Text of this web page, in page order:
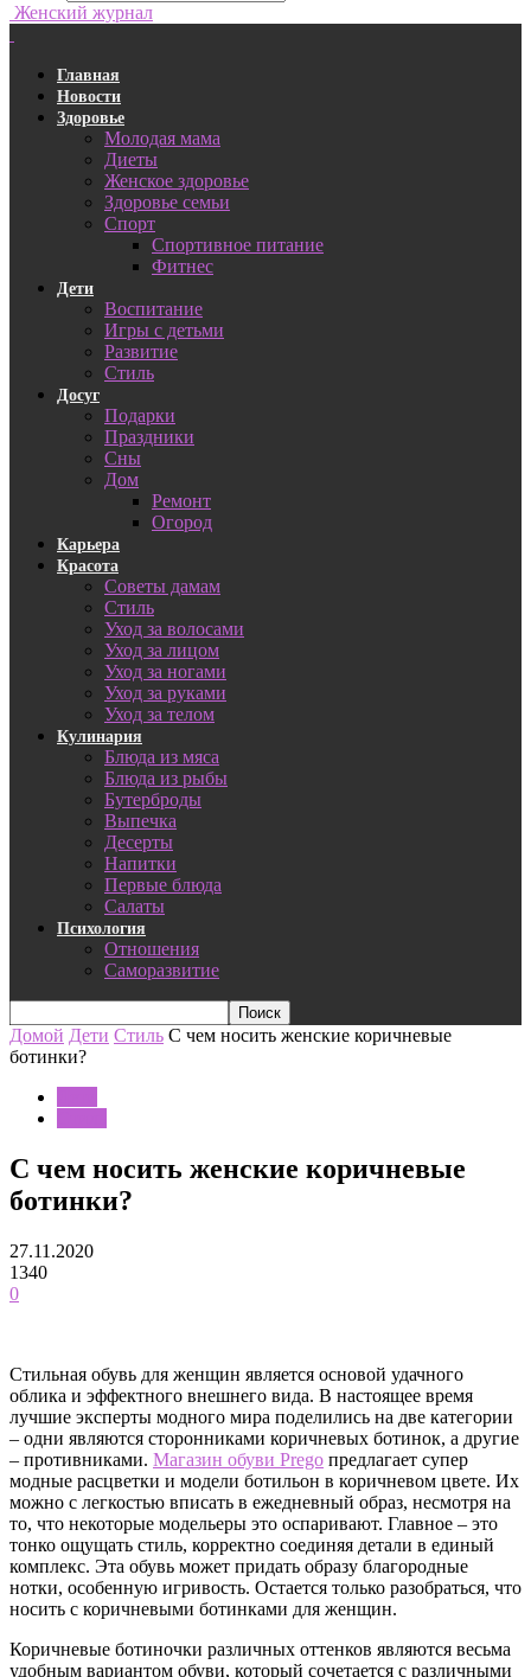
Женский журнал
Главная
Новости
Здоровье
Молодая мама
Диеты
Женское здоровье
Здоровье семьи
Спорт
Спортивное питание
Фитнес
Дети
Воспитание
Игры с детьми
Развитие
Стиль
Досуг
Подарки
Праздники
Сны
Дом
Ремонт
Огород
Карьера
Красота
Советы дамам
Стиль
Уход за волосами
Уход за лицом
Уход за ногами
Уход за руками
Уход за телом
Кулинария
Блюда из мяса
Блюда из рыбы
Бутерброды
Выпечка
Десерты
Напитки
Первые блюда
Салаты
Психология
Отношения
Саморазвитие
Домой Дети Стиль С чем носить женские коричневые
ботинки?
С чем носить женские коричневые
ботинки?
27.11.2020
1340
0
Стильная обувь для женщин является основой удачного
облика и эффектного внешнего вида. В настоящее время
лучшие эксперты модного мира поделились на две категории
– одни являются сторонниками коричневых ботинок, а другие
– противниками. Магазин обуви Prego предлагает супер
модные расцветки и модели ботильон в коричневом цвете. Их
можно с легкостью вписать в ежедневный образ, несмотря на
то, что некоторые модельеры это оспаривают. Главное – это
тонко ощущать стиль, корректно соединяя детали в единый
комплекс. Эта обувь может придать образу благородные
нотки, особенную игривость. Остается только разобраться, что
носить с коричневыми ботинками для женщин.
Коричневые ботиночки различных оттенков являются весьма
удобным вариантом обуви, который сочетается с различными